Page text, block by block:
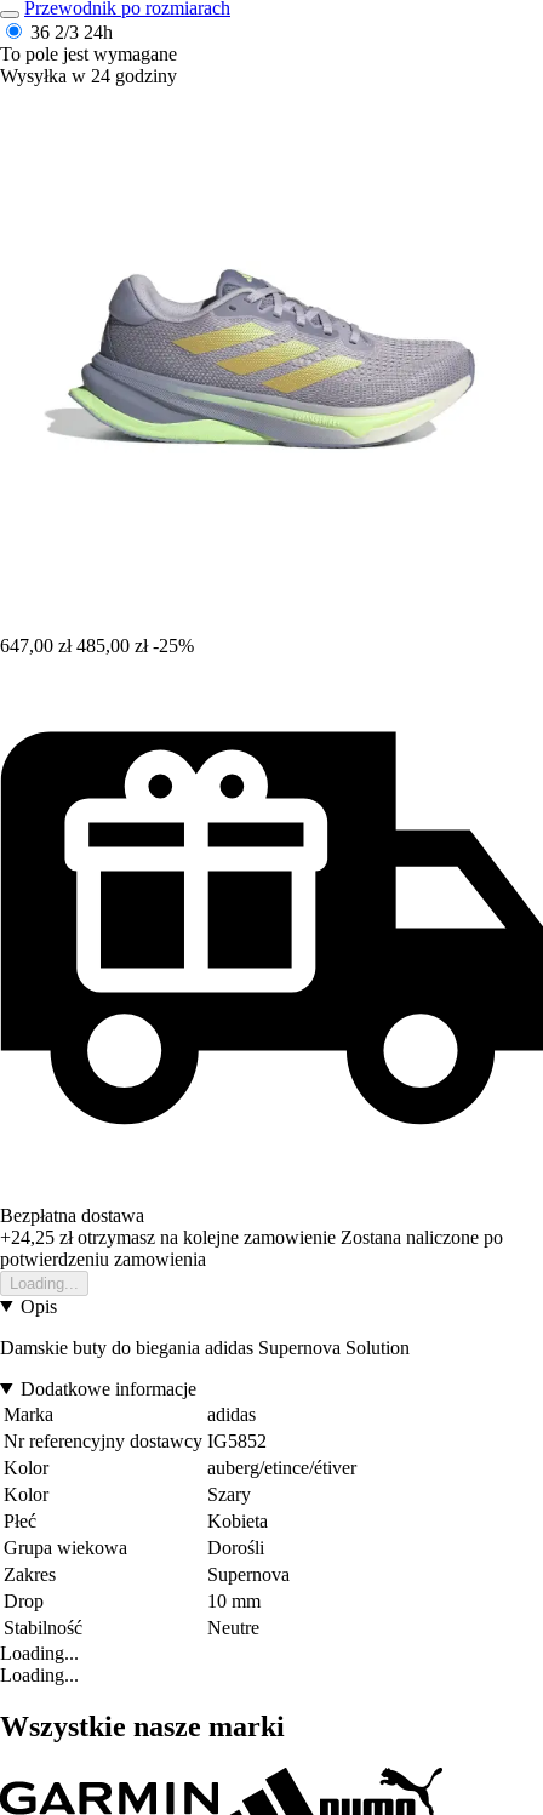
Przewodnik po rozmiarach
36 2/3 24h
To pole jest wymagane
Wysyłka w 24 godziny
647,00 zł 485,00 zł -25%
Bezpłatna dostawa
+24,25 złotrzymasz na kolejne zamowienie Zostana naliczone po
potwierdzeniu zamowienia
Loading...
Opis
Damskie buty do biegania adidas Supernova Solution
Dodatkowe informacje
Marka
adidas
Nr referencyjny dostawcy IG5852
Kolor
auberg/etince/étiver
Kolor
Szary
Płeć
Kobieta
Grupa wiekowa
Dorośli
Zakres
Supernova
Drop
10 mm
Stabilność
Neutre
Loading...
Loading...
Wszystkie nasze marki